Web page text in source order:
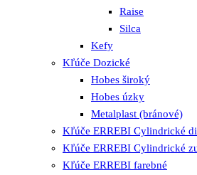
Raise
Silca
Kefy
Kľúče Dozické
Hobes široký
Hobes úzky
Metalplast (bránové)
Kľúče ERREBI Cylindrické
Kľúče ERREBI Cylindrické
Kľúče ERREBI farebné